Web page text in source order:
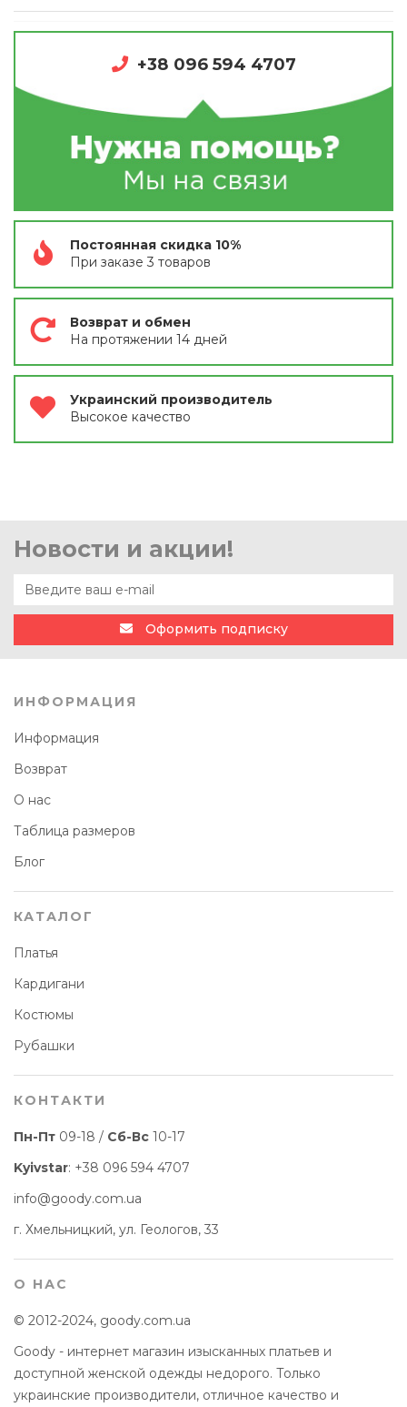
+38 096 594 4707
Постоянная скидка 10%
При заказе 3 товаров
Возврат и обмен
На протяжении 14 дней
Украинский производитель
Высокое качество
Новости и акции!
Оформить подписку
ИНФОРМАЦИЯ
Информация
Возврат
О нас
Таблица размеров
Блог
КАТАЛОГ
Платья
Кардигани
Костюмы
Рубашки
КОНТАКТИ
Пн-Пт 09-18 / Сб-Вс 10-17
Kyivstar: +38 096 594 4707
info@goody.com.ua
г. Хмельницкий, ул. Геологов, 33
О НАС
© 2012-2024, goody.com.ua
Goody - интернет магазин изысканных платьев и
доступной женской одежды недорого. Только
украинские производители, отличное качество и